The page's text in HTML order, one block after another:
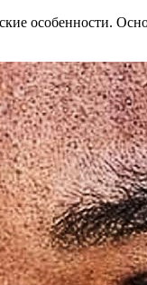
особенности.